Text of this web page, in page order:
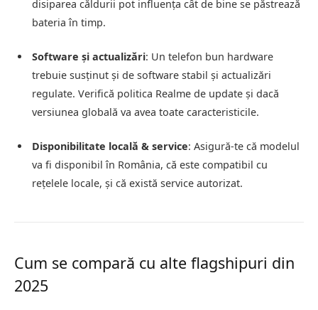
disiparea căldurii pot influenţa cât de bine se păstrează
bateria în timp.
Software și actualizări: Un telefon bun hardware
trebuie susținut și de software stabil și actualizări
regulate. Verifică politica Realme de update şi dacă
versiunea globală va avea toate caracteristicile.
Disponibilitate locală & service: Asigură-te că modelul
va fi disponibil în România, că este compatibil cu
rețelele locale, și că există service autorizat.
Cum se compară cu alte flagshipuri din
2025